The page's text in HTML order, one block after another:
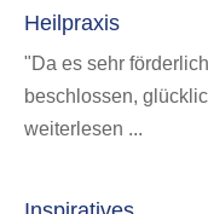
Heilpraxis
"Da es sehr
beschlossen,
weiterlesen ...